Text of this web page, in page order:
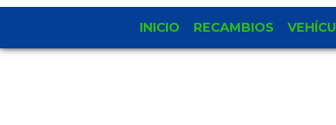
INICIO RECAMBIOS